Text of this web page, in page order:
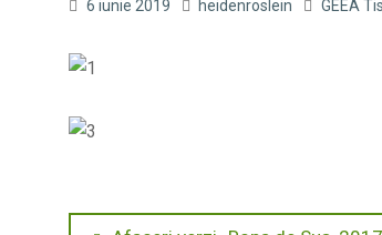
6 iunie 2019 heidenroslein GEEA